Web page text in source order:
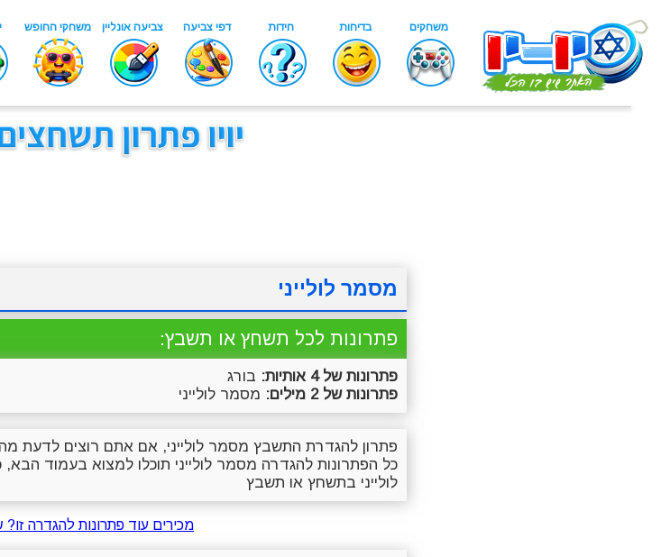
מסמר לולייני
פתרונות לכל תשחץ או תשבץ:
פתרונות של 4 אותיות:
בורג
פתרונות של 2 מילים:
מסמר לולייני
פתרון להגדרת התשבץ מסמר לולייני, אם אתם רוצים לדעת
כל הפתרונות להגדרה מסמר לולייני תוכלו למצוא בעמוד
לולייני בתשחץ או תשבץ
מכירים עוד פתרונות להגדרה זו?